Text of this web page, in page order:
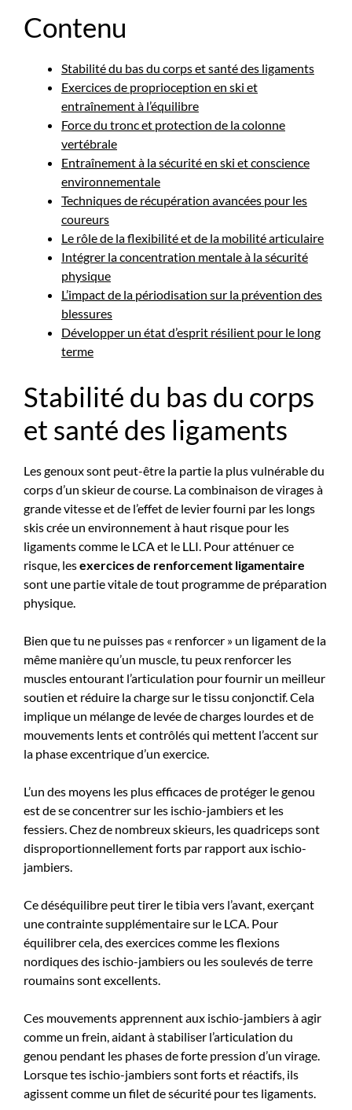
Contenu
Stabilité du bas du corps et santé des ligaments
Exercices de proprioception en ski et
entraînement à l’équilibre
Force du tronc et protection de la colonne
vertébrale
Entraînement à la sécurité en ski et conscience
environnementale
Techniques de récupération avancées pour les
coureurs
Le rôle de la flexibilité et de la mobilité articulaire
Intégrer la concentration mentale à la sécurité
physique
L’impact de la périodisation sur la prévention des
blessures
Développer un état d’esprit résilient pour le long
terme
Stabilité du bas du corps
et santé des ligaments
Les genoux sont peut-être la partie la plus vulnérable du
corps d’un skieur de course. La combinaison de virages à
grande vitesse et de l’effet de levier fourni par les longs
skis crée un environnement à haut risque pour les
ligaments comme le LCA et le LLI. Pour atténuer ce
risque, lesexercices de renforcement ligamentaire
sont une partie vitale de tout programme de préparation
physique.
Bien que tu ne puisses pas « renforcer » un ligament de la
même manière qu’un muscle, tu peux renforcer les
muscles entourant l’articulation pour fournir un meilleur
soutien et réduire la charge sur le tissu conjonctif. Cela
implique un mélange de levée de charges lourdes et de
mouvements lents et contrôlés qui mettent l’accent sur
la phase excentrique d’un exercice.
L’un des moyens les plus efficaces de protéger le genou
est de se concentrer sur les ischio-jambiers et les
fessiers. Chez de nombreux skieurs, les quadriceps sont
disproportionnellement forts par rapport aux ischio-
jambiers.
Ce déséquilibre peut tirer le tibia vers l’avant, exerçant
une contrainte supplémentaire sur le LCA. Pour
équilibrer cela, des exercices comme les flexions
nordiques des ischio-jambiers ou les soulevés de terre
roumains sont excellents.
Ces mouvements apprennent aux ischio-jambiers à agir
comme un frein, aidant à stabiliser l’articulation du
genou pendant les phases de forte pression d’un virage.
Lorsque tes ischio-jambiers sont forts et réactifs, ils
agissent comme un filet de sécurité pour tes ligaments.